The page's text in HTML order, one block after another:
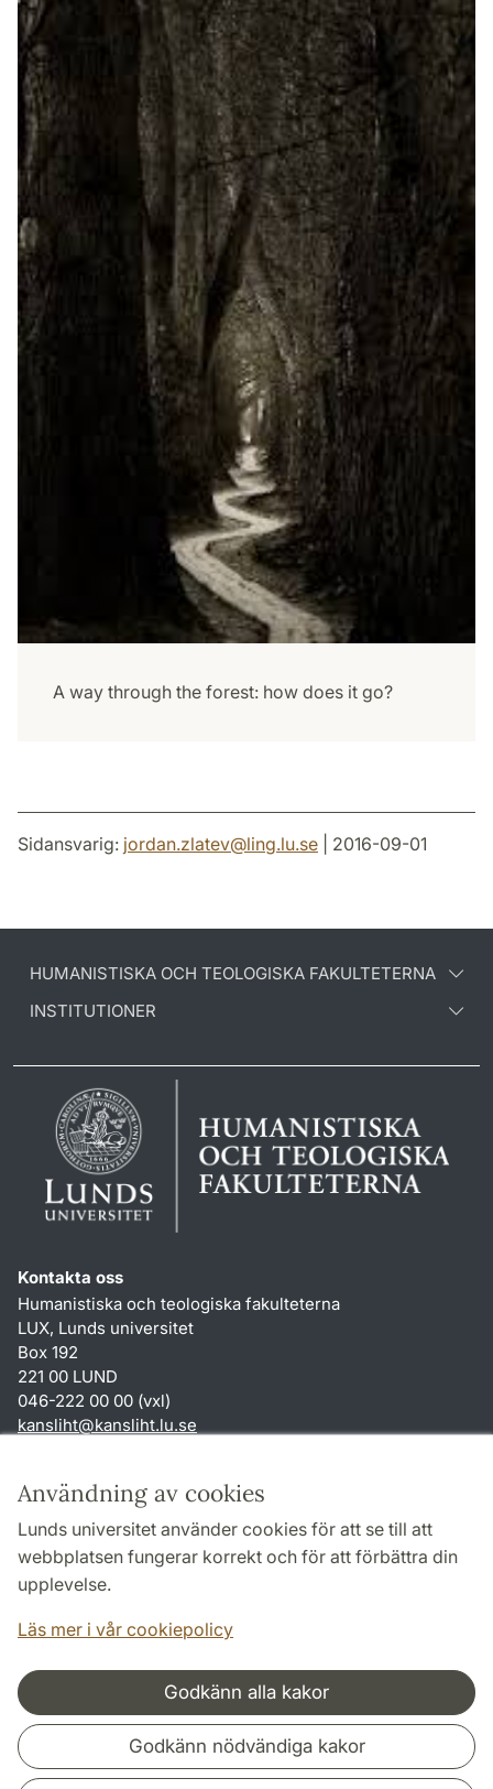
Användning av cookies
Lunds universitet använder cookies för att se till att
webbplatsen fungerar korrekt och för att förbättra din
upplevelse.
Läs mer i vår cookiepolicy
Godkänn alla kakor
Godkänn nödvändiga kakor
A way through the forest: how does it go?
Sidansvarig: jordan.zlatev@ling.lu.se | 2016-09-01
HUMANISTISKA OCH TEOLOGISKA FAKULTETERNA
INSTITUTIONER
Kontakta oss
Humanistiska och teologiska fakulteterna
LUX, Lunds universitet
Box 192
221 00 LUND
046-222 00 00 (vxl)
kansliht@kansliht.lu.se
Genvägar
Om webbplatsen och cookies
Behandling av personuppgifter
Tillgänglighetsredogörelse
Samarbeten och nätverk